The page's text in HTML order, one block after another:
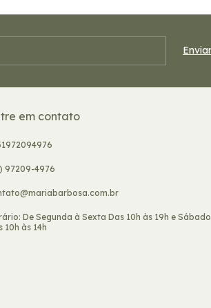
em contato
97209-4976
De Segunda à Sexta Das 10h às 19h e Sábado
10h às 14h